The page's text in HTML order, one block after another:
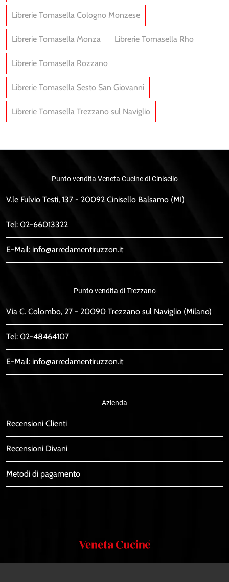
Librerie Tomasella Cologno Monzese
Librerie Tomasella Monza Librerie Tomasella Rho
Librerie Tomasella Rozzano
Librerie Tomasella Sesto San Giovanni
Librerie Tomasella Trezzano sul Naviglio
Punto vendita Veneta Cucine di Cinisello
V.le Fulvio Testi, 137 - 20092 Cinisello Balsamo (MI)
Tel: 02-66013322
E-Mail: info@arredamentiruzzon.it
Punto vendita di Trezzano
Via C. Colombo, 27 - 20090 Trezzano sul Naviglio (Milano)
Tel: 02-48464107
E-Mail: info@arredamentiruzzon.it
Azienda
Recensioni Clienti
Recensioni Divani
Metodi di pagamento
Veneta